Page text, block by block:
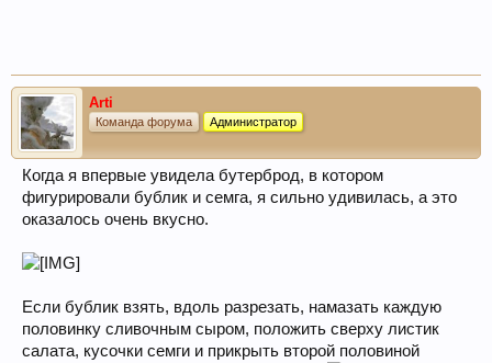
Arti
Команда форума Администратор
Когда я впервые увидела бутерброд, в котором
фигурировали бублик и семга, я сильно удивилась, а это
оказалось очень вкусно.
Если бублик взять, вдоль разрезать, намазать каждую
половинку сливочным сыром, положить сверху листик
салата, кусочки семги и прикрыть второй половиной